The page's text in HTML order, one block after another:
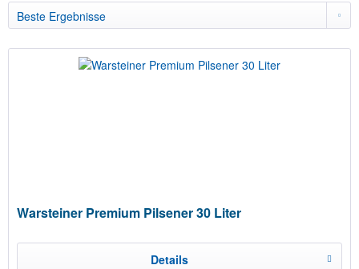
Warsteiner Premium Pilsener 30 Liter
Details